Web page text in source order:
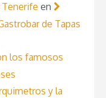
Tenerife en
de Tapas
los famosos
y la